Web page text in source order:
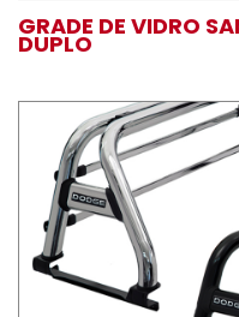
GRADE DE VIDRO
DUPLO